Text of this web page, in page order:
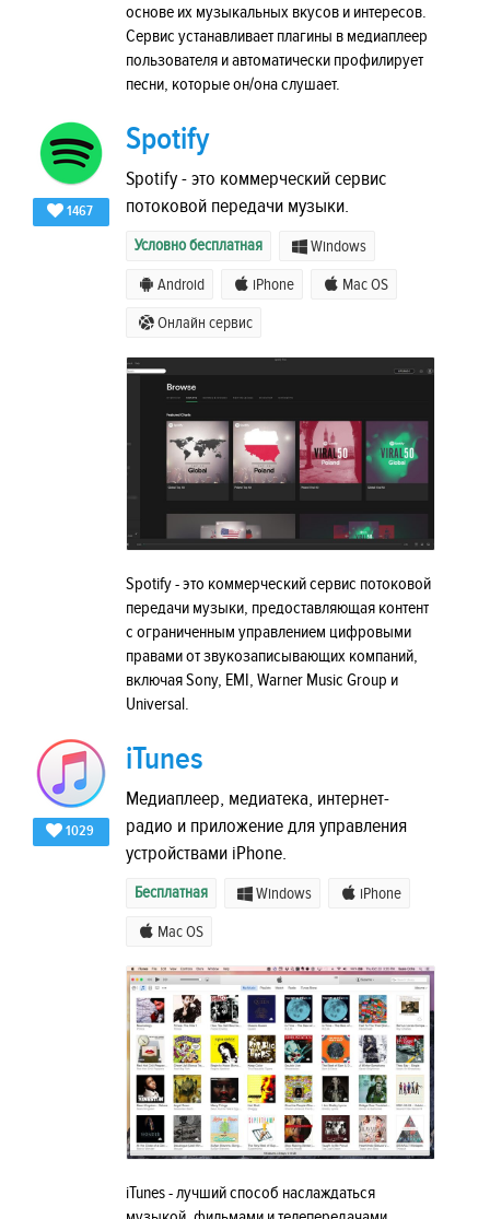
основе их музыкальных вкусов и интересов.
Сервис устанавливает плагины в медиаплеер
пользователя и автоматически профилирует
песни, которые он/она слушает.
1467
Spotify
Spotify - это коммерческий сервис
потоковой передачи музыки.
Условно бесплатная Windows
Android iPhone Mac OS
Онлайн сервис
Spotify - это коммерческий сервис потоковой
передачи музыки, предоставляющая контент
с ограниченным управлением цифровыми
правами от звукозаписывающих компаний,
включая Sony, EMI, Warner Music Group и
Universal.
1029
iTunes
Медиаплеер, медиатека, интернет-
радио и приложение для управления
устройствами iPhone.
Бесплатная Windows iPhone
Mac OS
iTunes - лучший способ наслаждаться